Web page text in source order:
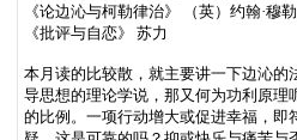
《论边沁与柯勒律治》 （英）约翰·穆勒
《批评与自恋》 苏力
本月读的比较散，就主要讲一下边沁
导思想的理论学说，那又何为功利原
的比例。一项行动增大或促进幸福，